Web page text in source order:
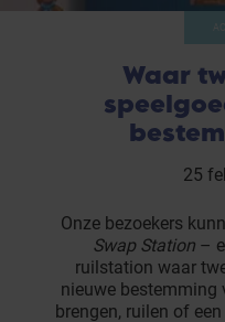
Waar
25
Onze bezoekers
Swap Station –
ruilstation waar
nieuwe bestemming
brengen, ruilen of